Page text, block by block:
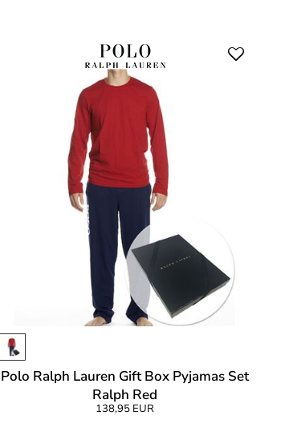
Polo Ralph Lauren Gift Box Pyjamas Set
Ralph Red
138,95 EUR